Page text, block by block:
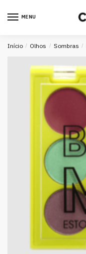
MENU
Início / Olhos / Sombras /